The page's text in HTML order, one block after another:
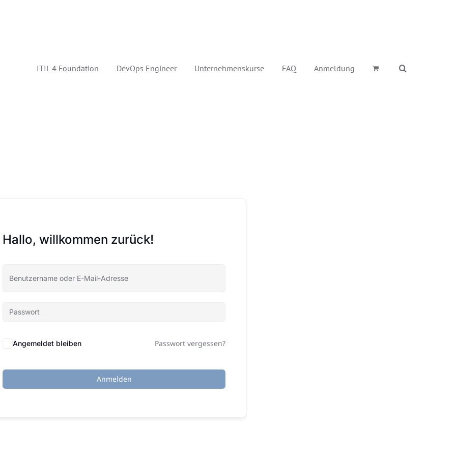
ITIL 4 Foundation DevOps Engineer Unternehmenskurse FAQ Anmeldung
Hallo, willkommen zurück!
Angemeldet bleiben Passwort vergessen?
Anmelden